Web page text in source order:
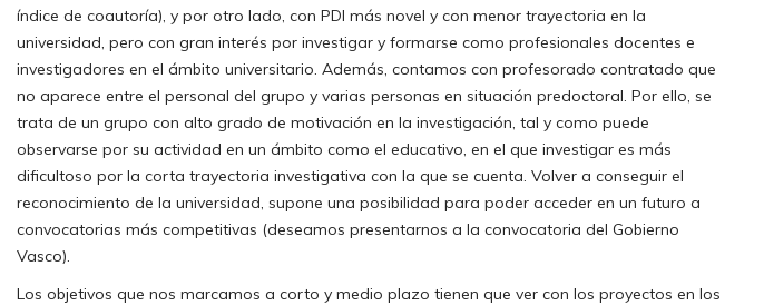
índice de coautoría), y por otro lado, con PDI más novel y con menor trayectoria en la
universidad, pero con gran interés por investigar y formarse como profesionales docentes e
investigadores en el ámbito universitario. Además, contamos con profesorado contratado que
no aparece entre el personal del grupo y varias personas en situación predoctoral. Por ello, se
trata de un grupo con alto grado de motivación en la investigación, tal y como puede
observarse por su actividad en un ámbito como el educativo, en el que investigar es más
dificultoso por la corta trayectoria investigativa con la que se cuenta. Volver a conseguir el
reconocimiento de la universidad, supone una posibilidad para poder acceder en un futuro a
convocatorias más competitivas (deseamos presentarnos a la convocatoria del Gobierno
Vasco).
Los objetivos que nos marcamos a corto y medio plazo tienen que ver con los proyectos en los